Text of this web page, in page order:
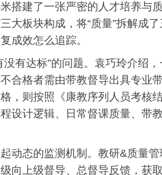
搭建了一张严密的人才培养与
三大板块构成，将“质量”拆解
成效怎么追踪。
没有达标”的问题。袁巧玲介绍
合格者需由带教督导出具专业
，则按照《康教序列人员考核
设计逻辑、日常督课质量、带
动态的监测机制。教研&质量
向上级督导、总督导反馈，获